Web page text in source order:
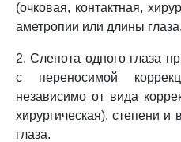
(очковая, контактная,
аметропии или длины глаза.
2. Слепота одного глаза
с переносимой
независимо от вида
хирургическая), степени
глаза.